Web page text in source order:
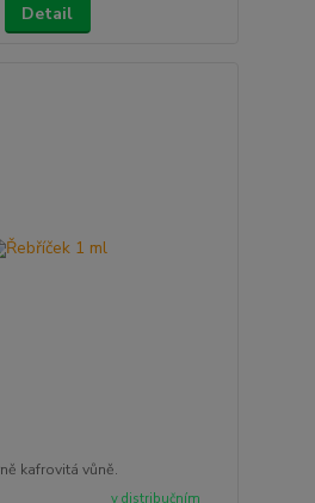
Detail
kafrovitá vůně.
v distribučním